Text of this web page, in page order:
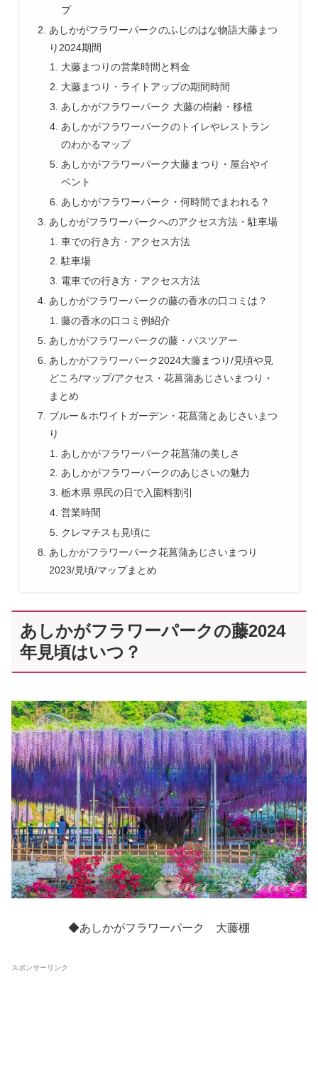
プ
あしかがフラワーパークのふじのはな物語大藤まつ
り2024期間
大藤まつりの営業時間と料金
大藤まつり・ライトアップの期間時間
あしかがフラワーパーク 大藤の樹齢・移植
あしかがフラワーパークのトイレやレストラン
のわかるマップ
あしかがフラワーパーク大藤まつり・屋台やイ
ベント
あしかがフラワーパーク・何時間でまわれる？
あしかがフラワーパークへのアクセス方法・駐車場
車での行き方・アクセス方法
駐車場
電車での行き方・アクセス方法
あしかがフラワーパークの藤の香水の口コミは？
藤の香水の口コミ例紹介
あしかがフラワーパークの藤・バスツアー
あしかがフラワーパーク2024大藤まつり/見頃や見
どころ/マップ/アクセス・花菖蒲あじさいまつり・
まとめ
ブルー＆ホワイトガーデン・花菖蒲とあじさいまつ
り
あしかがフラワーパーク花菖蒲の美しさ
あしかがフラワーパークのあじさいの魅力
栃木県 県民の日で入園料割引
営業時間
クレマチスも見頃に
あしかがフラワーパーク花菖蒲あじさいまつり
2023/見頃/マップまとめ
あしかがフラワーパークの藤2024
年見頃はいつ？
◆あしかがフラワーパーク 大藤棚
スポンサーリンク